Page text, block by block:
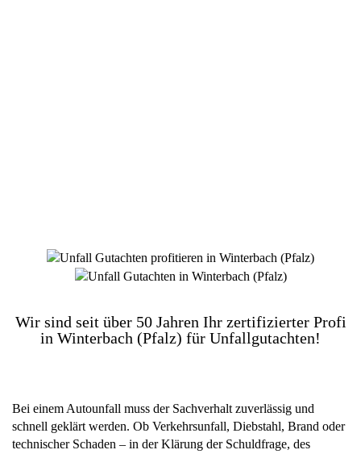
Wir sind seit über 50 Jahren Ihr zertifizierter Profi
in Winterbach (Pfalz) für Unfallgutachten!
Bei einem Autounfall muss der Sachverhalt zuverlässig und
schnell geklärt werden. Ob Verkehrsunfall, Diebstahl, Brand oder
technischer Schaden – in der Klärung der Schuldfrage, des